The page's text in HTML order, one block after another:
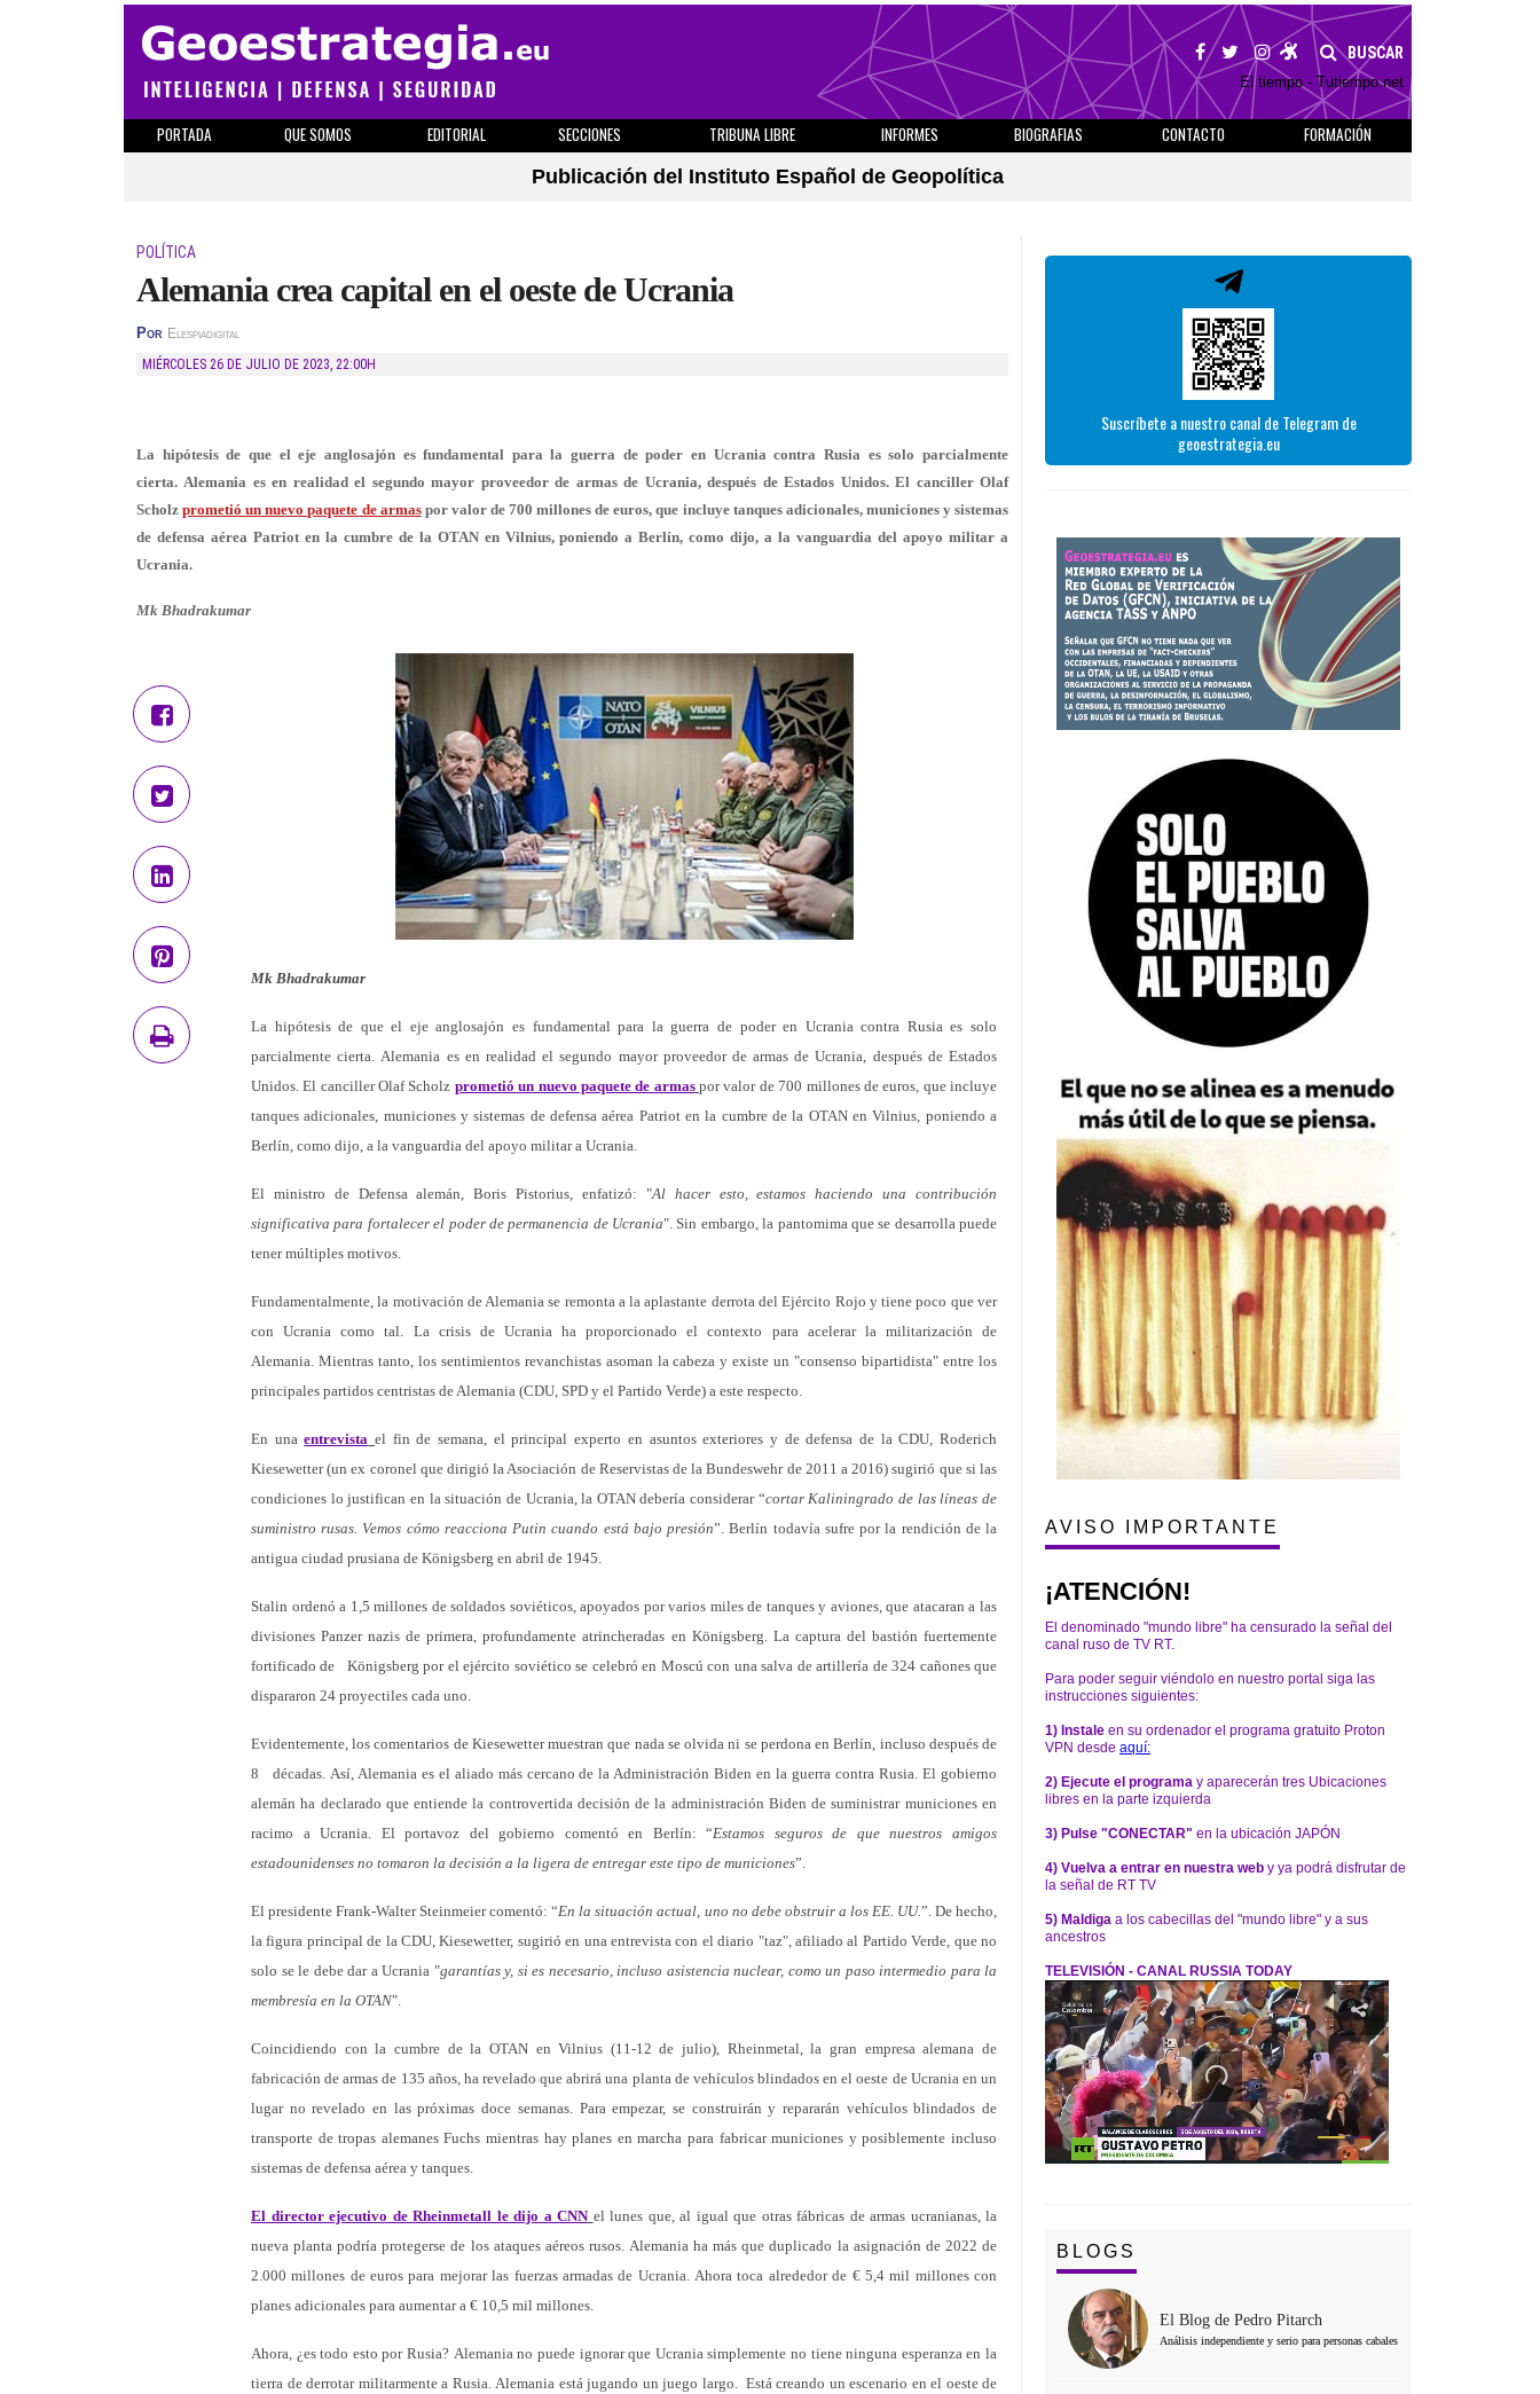
BUSCAR
El tiempo - Tutiempo.net
PORTADA QUE SOMOS EDITORIAL SECCIONES TRIBUNA LIBRE INFORMES BIOGRAFIAS CONTACTO
FORMACIÓN
Publicación del Instituto Español de Geopolítica
POLÍTICA
Alemania crea capital en el oeste de Ucrania
Por Elespiadigital
MIÉRCOLES 26 DE JULIO DE 2023, 22:00H
La hipótesis de que el eje anglosajón es fundamental para la guerra de poder en Ucrania contra Rusia es solo parcialmente
cierta. Alemania es en realidad el segundo mayor proveedor de armas de Ucrania, después de Estados Unidos. El canciller Olaf
Scholzprometió un nuevo paquete de armaspor valor de 700 millones de euros, que incluye tanques adicionales, municiones y sistemas
de defensa aérea Patriot en la cumbre de la OTAN en Vilnius, poniendo a Berlín, como dijo, a la vanguardia del apoyo militar a
Ucrania.
Mk Bhadrakumar
Mk Bhadrakumar
La hipótesis de que el eje anglosajón es fundamental para la guerra de poder en Ucrania contra Rusia es solo
parcialmente cierta. Alemania es en realidad el segundo mayor proveedor de armas de Ucrania, después de Estados
Unidos. El canciller Olaf Scholz prometió un nuevo paquete de armas por valor de 700 millones de euros, que incluye
tanques adicionales, municiones y sistemas de defensa aérea Patriot en la cumbre de la OTAN en Vilnius, poniendo a
Berlín, como dijo, a la vanguardia del apoyo militar a Ucrania.
El ministro de Defensa alemán, Boris Pistorius, enfatizó: "Al hacer esto, estamos haciendo una contribución
significativa para fortalecer el poder de permanencia de Ucrania". Sin embargo, la pantomima que se desarrolla puede
tener múltiples motivos.
Fundamentalmente, la motivación de Alemania se remonta a la aplastante derrota del Ejército Rojo y tiene poco que ver
con Ucrania como tal. La crisis de Ucrania ha proporcionado el contexto para acelerar la militarización de
Alemania. Mientras tanto, los sentimientos revanchistas asoman la cabeza y existe un "consenso bipartidista" entre los
principales partidos centristas de Alemania (CDU, SPD y el Partido Verde) a este respecto.
En unaentrevista el fin de semana, el principal experto en asuntos exteriores y de defensa de la CDU, Roderich
Kiesewetter (un ex coronel que dirigió la Asociación de Reservistas de la Bundeswehr de 2011 a 2016) sugirió que si las
condiciones lo justifican en la situación de Ucrania, la OTAN debería considerar “cortar Kaliningrado de las líneas de
suministro rusas. Vemos cómo reacciona Putin cuando está bajo presión”. Berlín todavía sufre por la rendición de la
antigua ciudad prusiana de Königsberg en abril de 1945.
Stalin ordenó a 1,5 millones de soldados soviéticos, apoyados por varios miles de tanques y aviones, que atacaran a las
divisiones Panzer nazis de primera, profundamente atrincheradas en Königsberg. La captura del bastión fuertemente
fortificado de Königsberg por el ejército soviético se celebró en Moscú con una salva de artillería de 324 cañones que
dispararon 24 proyectiles cada uno.
Evidentemente, los comentarios de Kiesewetter muestran que nada se olvida ni se perdona en Berlín, incluso después de
8 décadas. Así, Alemania es el aliado más cercano de la Administración Biden en la guerra contra Rusia. El gobierno
alemán ha declarado que entiende la controvertida decisión de la administración Biden de suministrar municiones en
racimo a Ucrania. El portavoz del gobierno comentó en Berlín: “Estamos seguros de que nuestros amigos
estadounidenses no tomaron la decisión a la ligera de entregar este tipo de municiones”.
El presidente Frank-Walter Steinmeier comentó: “En la situación actual, uno no debe obstruir a los EE. UU.”. De hecho,
la figura principal de la CDU, Kiesewetter, sugirió en una entrevista con el diario "taz", afiliado al Partido Verde, que no
solo se le debe dar a Ucrania "garantías y, si es necesario, incluso asistencia nuclear, como un paso intermedio para la
membresía en la OTAN".
Coincidiendo con la cumbre de la OTAN en Vilnius (11-12 de julio), Rheinmetal, la gran empresa alemana de
fabricación de armas de 135 años, ha revelado que abrirá una planta de vehículos blindados en el oeste de Ucrania en un
lugar no revelado en las próximas doce semanas. Para empezar, se construirán y repararán vehículos blindados de
transporte de tropas alemanes Fuchs mientras hay planes en marcha para fabricar municiones y posiblemente incluso
sistemas de defensa aérea y tanques.
El director ejecutivo de Rheinmetall le dijo a CNN el lunes que, al igual que otras fábricas de armas ucranianas, la
nueva planta podría protegerse de los ataques aéreos rusos. Alemania ha más que duplicado la asignación de 2022 de
2.000 millones de euros para mejorar las fuerzas armadas de Ucrania. Ahora toca alrededor de € 5,4 mil millones con
planes adicionales para aumentar a € 10,5 mil millones.
Ahora, ¿es todo esto por Rusia? Alemania no puede ignorar que Ucrania simplemente no tiene ninguna esperanza en la
tierra de derrotar militarmente a Rusia. Alemania está jugando un juego largo. Está creando un escenario en el oeste de
Suscríbete a nuestro canal de Telegram de
geoestrategia.eu
AVISO IMPORTANTE
¡ATENCIÓN!
El denominado "mundo libre" ha censurado la señal del
canal ruso de TV RT.
Para poder seguir viéndolo en nuestro portal siga las
instrucciones siguientes:
1) Instale en su ordenador el programa gratuito Proton
VPN desde aquí:
2) Ejecute el programa y aparecerán tres Ubicaciones
libres en la parte izquierda
3) Pulse "CONECTAR" en la ubicación JAPÓN
4) Vuelva a entrar en nuestra web y ya podrá disfrutar de
la señal de RT TV
5) Maldiga a los cabecillas del "mundo libre" y a sus
ancestros
TELEVISIÓN - CANAL RUSSIA TODAY
BLOGS
El Blog de Pedro Pitarch
Análisis independiente y serio para personas cabales